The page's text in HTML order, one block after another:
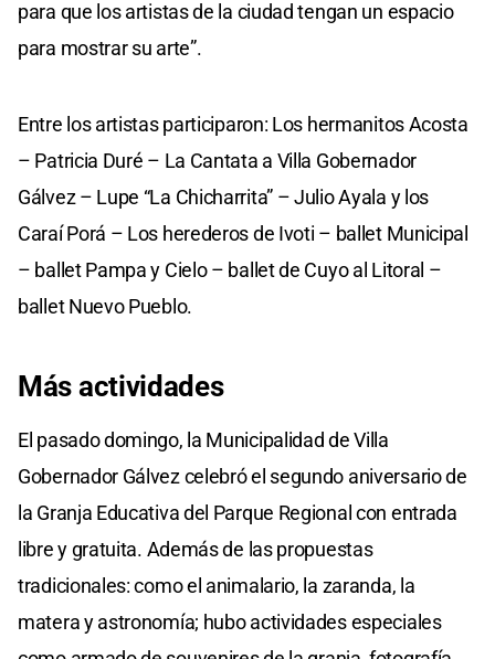
para que los artistas de la ciudad tengan un espacio
para mostrar su arte”.
Entre los artistas participaron: Los hermanitos Acosta
– Patricia Duré – La Cantata a Villa Gobernador
Gálvez – Lupe “La Chicharrita” – Julio Ayala y los
Caraí Porá – Los herederos de Ivoti – ballet Municipal
– ballet Pampa y Cielo – ballet de Cuyo al Litoral –
ballet Nuevo Pueblo.
Más actividades
El pasado domingo, la Municipalidad de Villa
Gobernador Gálvez celebró el segundo aniversario de
la Granja Educativa del Parque Regional con entrada
libre y gratuita. Además de las propuestas
tradicionales: como el animalario, la zaranda, la
matera y astronomía; hubo actividades especiales